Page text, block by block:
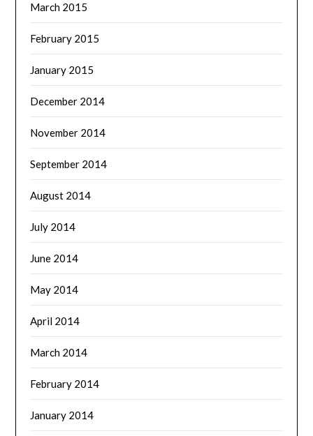
March 2015
February 2015
January 2015
December 2014
November 2014
September 2014
August 2014
July 2014
June 2014
May 2014
April 2014
March 2014
February 2014
January 2014